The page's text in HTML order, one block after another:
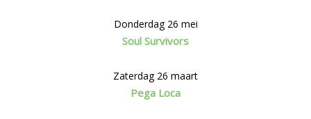
Donderdag 26 mei
Soul Survivors
Zaterdag 26 maart
Pega Loca